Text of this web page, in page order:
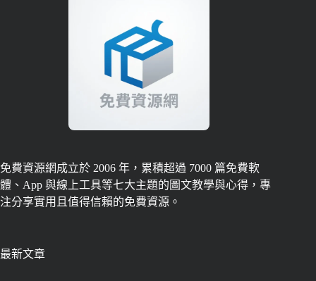
免費資源網成立於 2006 年，累積超過 7000 篇免費軟
體、App 與線上工具等七大主題的圖文教學與心得，專
注分享實用且值得信賴的免費資源。
最新文章